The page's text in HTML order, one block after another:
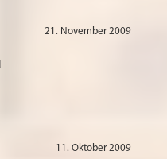
21. November 2009
11. Oktober 2009